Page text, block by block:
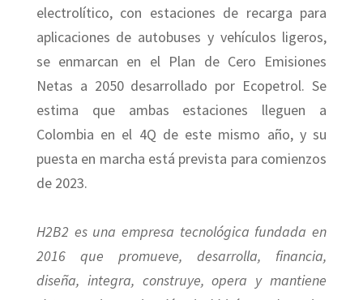
electrolítico, con estaciones de recarga para
aplicaciones de autobuses y vehículos ligeros,
se enmarcan en el Plan de Cero Emisiones
Netas a 2050 desarrollado por Ecopetrol. Se
estima que ambas estaciones lleguen a
Colombia en el 4Q de este mismo año, y su
puesta en marcha está prevista para comienzos
de 2023.
H2B2 es una empresa tecnológica fundada en
2016 que promueve, desarrolla, financia,
diseña, integra, construye, opera y mantiene